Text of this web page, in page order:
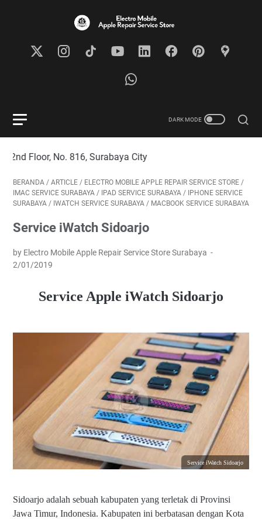
No. 816, Surabaya City
BERANDA / ARTICLE / ELECTRO MOBILE APPLE REPAIR SERVICE STORE /
IMAC SERVICE SURABAYA / IPAD SERVICE SURABAYA / IPHONE SERVICE
SURABAYA / IWATCH SERVICE SURABAYA / MACBOOK SERVICE SURABAYA
Service iWatch Sidoarjo
by Electro Mobile Apple Repair Service Store Surabaya
2/01/2019
Service Apple iWatch Sidoarjo
Service iWatch Sidoarjo
Sidoarjo adalah sebuah kabupaten yang terletak di Provinsi
Jawa Timur, Indonesia. Kabupaten ini berbatasan dengan Kota